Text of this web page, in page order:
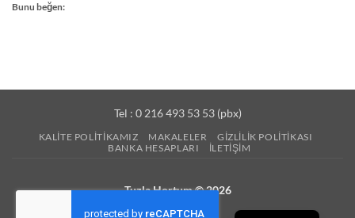
Bunu beğen:
Tel : 0 216 493 53 53 (pbx)
KALITE POLITIKAMIZ MAKALELER
GIZLILIK POLITIKASI
BANKA HESAPLARI
İLETIŞIM
Tuzla Hortum © 2026